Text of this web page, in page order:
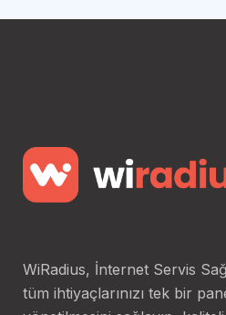
WiRadius, İnternet Servis
tüm ihtiyaçlarınızı tek bir